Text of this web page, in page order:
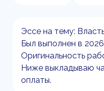
Эссе на тему:
Был выполнен в
Оригинальность
Ниже выкладываю
оплаты.